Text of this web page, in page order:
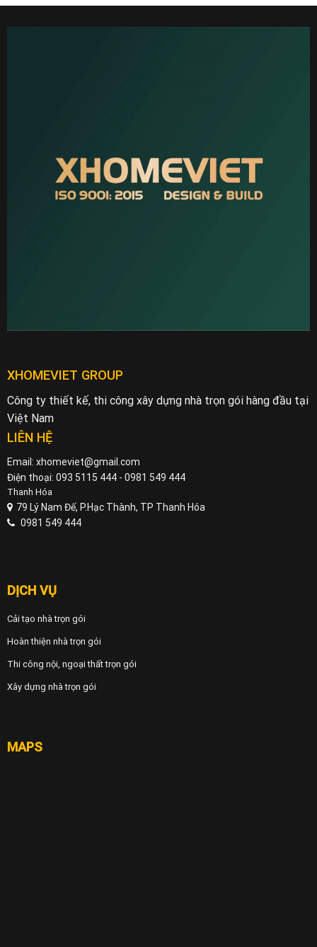
XHOMEVIET GROUP
Công ty thiết kế, thi công xây dựng nhà trọn gói hàng đầu tại
Việt Nam
LIÊN HỆ
Email: xhomeviet@gmail.com
Điện thoại: 093 5115 444 - 0981 549 444
Thanh Hóa
79 Lý Nam Đế, P.Hạc Thành, TP Thanh Hóa
0981 549 444
DỊCH VỤ
Cải tạo nhà trọn gói
Hoàn thiện nhà trọn gói
Thi công nội, ngoại thất trọn gói
Xây dựng nhà trọn gói
MAPS